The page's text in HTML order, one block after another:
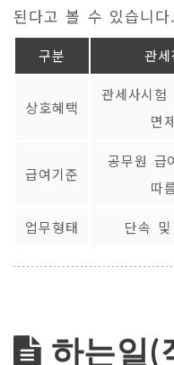
된다고 볼 수 있습니다.
구분 관세
상호혜택
관세사시험
면
급여기준
공무원 급
따
업무형태 단속
하는일(